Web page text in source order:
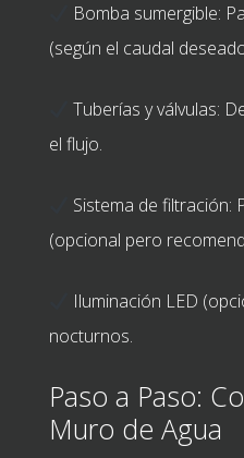
Bomba sumergible:
(según el caudal
Tuberías y válvulas:
el flujo.
Sistema de filtración:
(opcional pero
Iluminación LED
nocturnos.
Paso a Paso:
Muro de Agua